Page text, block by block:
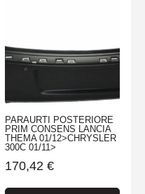
PARAURTI POSTERIORE
PRIM CONSENS LANCIA
THEMA 01/12>CHRYSLER
300C 01/11>
170,42 €